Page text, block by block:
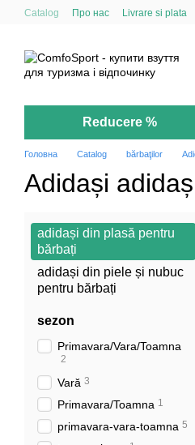
Mergi la conținutul principal
Catalog Про нас Livrare si plata
Reducere %
Головна Catalog bărbaţilor
Adidași
adidași din plasă pentru
bărbați
adidași din piele și nubuc
pentru bărbați
sezon
Primavara/Vara/Toamna
2
Vară 3
Primavara/Toamna 1
primavara-vara-toamna 5